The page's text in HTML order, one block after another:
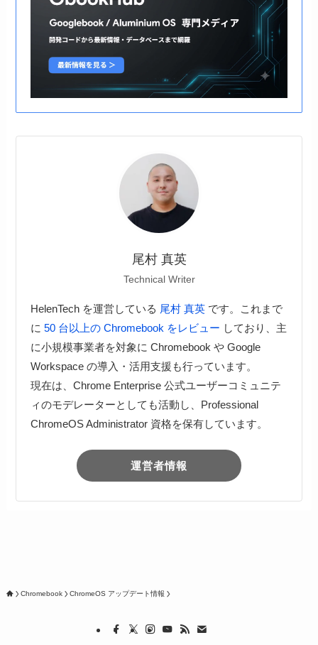
尾村 真英
Technical Writer
HelenTech を運営している 尾村 真英です。これまで
に 50 台以上の Chromebook をレビュー しており、主
に小規模事業者を対象に Chromebook や Google
Workspace の導入・活用支援も行っています。
現在は、Chrome Enterprise 公式ユーザーコミュニテ
ィのモデレーターとしても活動し、Professional
ChromeOS Administrator 資格を保有しています。
運営者情報
Chromebook ChromeOS アップデート情報